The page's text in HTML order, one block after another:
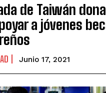
de Taiwán
a jóvenes
Junio 17, 2021